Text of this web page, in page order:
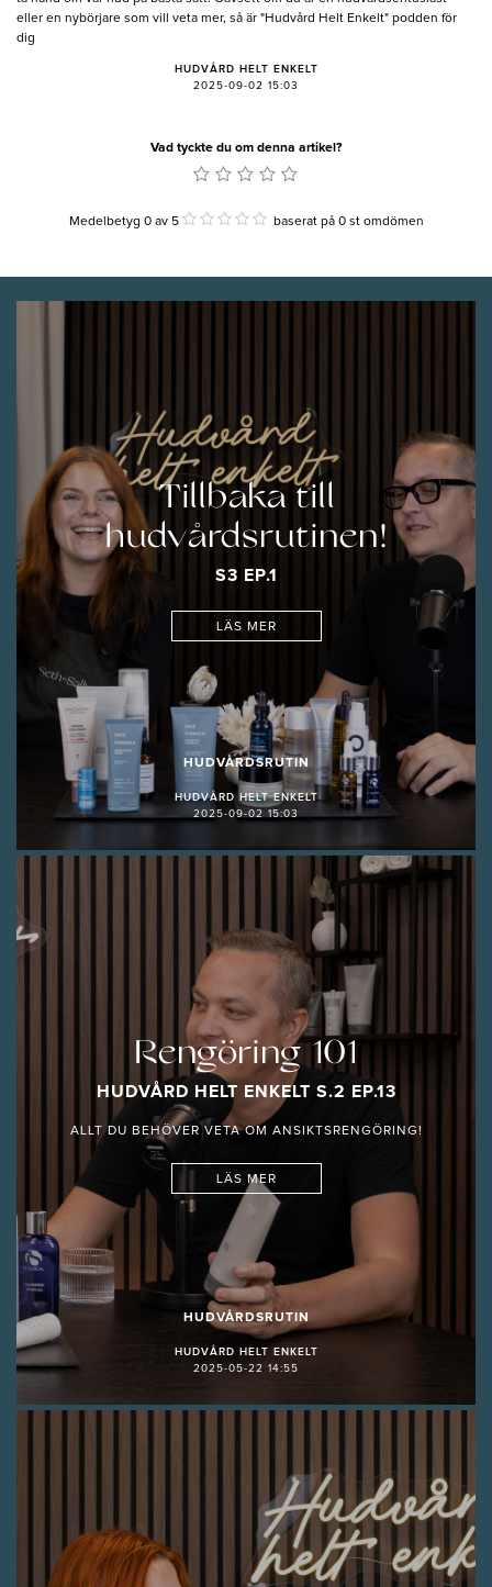
eller en nybörjare som vill veta mer, så är "Hudvård Helt Enkelt" podden för
dig
HUDVÅRD HELT ENKELT
2025-09-02 15:03
Vad tyckte du om denna artikel?
Medelbetyg 0av 5 baserat på 0st omdömen
Tillbaka till
hudvårdsrutinen!
S3 EP.1
LÄS MER
HUDVÅRDSRUTIN
HUDVÅRD HELT ENKELT
2025-09-02 15:03
Rengöring 101
HUDVÅRD HELT ENKELT S.2 EP.13
ALLT DU BEHÖVER VETA OM ANSIKTSRENGÖRING!
LÄS MER
HUDVÅRDSRUTIN
HUDVÅRD HELT ENKELT
2025-05-22 14:55